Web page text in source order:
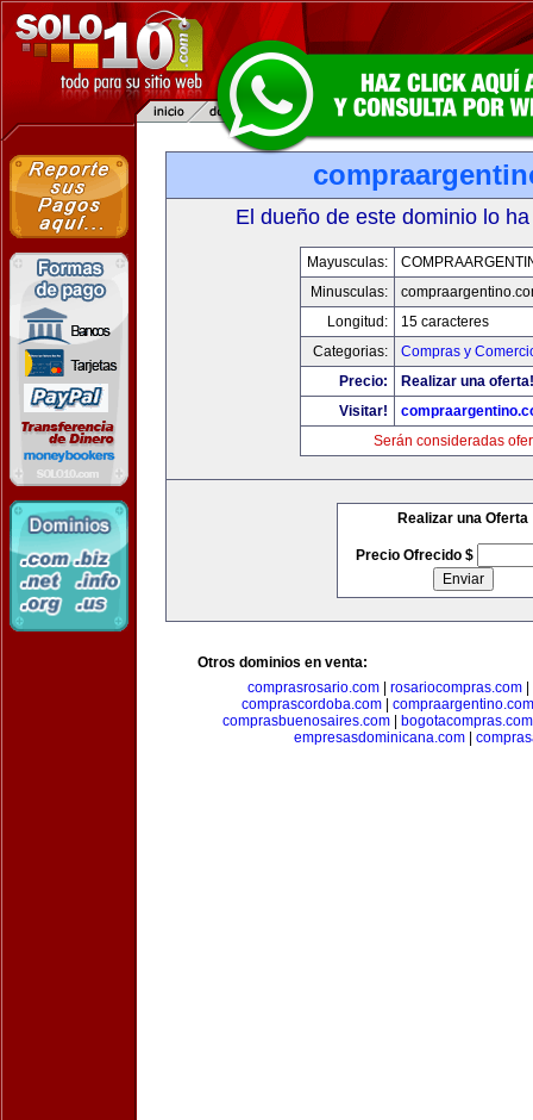
El dueño de este dominio lo
Mayusculas:
Minusculas:
Longitud:
15 caracteres
Categorias:
Compras y
Precio:
Realizar una oferta!
Visitar!
Serán consideradas
Realizar una Oferta
Precio Ofrecido $
Otros dominios en venta:
comprasrosario.com
rosariocompras.com
comprascordoba.com
compraargentino.com
comprasbuenosaires.com
bogotacompras.com
empresasdominicana.com